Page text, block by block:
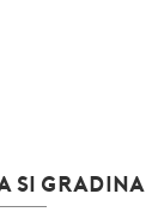
SI GRADINA